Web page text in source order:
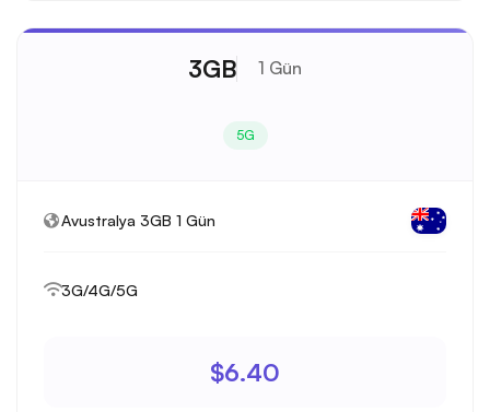
3GB 1 Gün
5G
Avustralya 3GB 1 Gün
3G/4G/5G
$6.40